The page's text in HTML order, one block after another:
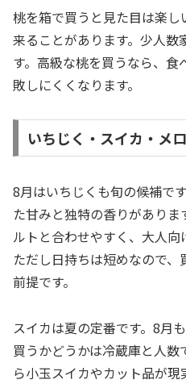
桃を箱で買うと見た目は楽
来ることがあります。少人数
す。高級な桃を買うなら、
敗しにくくなります。
いちじく・スイカ・メ
8月はいちじくも旬の候補で
た甘みと独特の香りがあり
ルトと合わせやすく、大人向
ただし日持ちは短めなので
前提です。
スイカは夏の定番です。8月
買うかどうかは冷蔵庫と人
ら小玉スイカやカット品が